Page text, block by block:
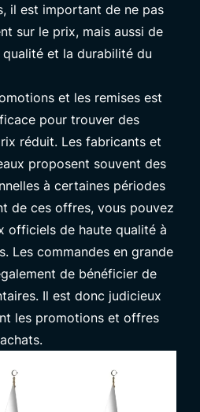
il est important de ne pas
sur le prix, mais aussi de
et la durabilité du
et les remises est
pour trouver des
réduit. Les fabricants et
proposent souvent des
à certaines périodes
de ces offres, vous pouvez
officiels de haute qualité à
Les commandes en grande
de bénéficier de
Il est donc judicieux
les promotions et offres